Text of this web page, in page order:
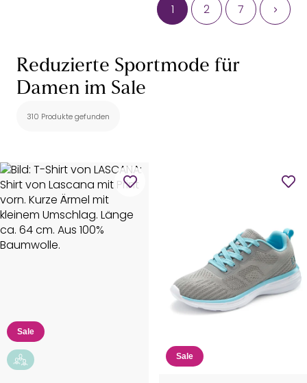
1 2 7
Reduzierte Sportmode für
Damen im Sale
310 Produkte gefunden
Sale
Sale